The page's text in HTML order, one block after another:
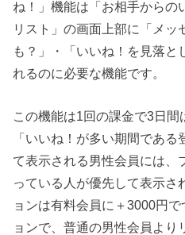
ね！」機能は「お相手からの
リスト」の画面上部に「メッ
も？」・「いいね！を見落と
れるのに必要な機能です。
この機能は1回の課金で3日間
「いいね！が多い期間であ
て表示される男性会員には、
っている人が優先して表示さ
ョンは有料会員に＋3000円
ョンで、普通の男性会員より